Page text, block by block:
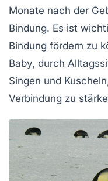
Monate nach der
Bindung. Es ist
Bindung fördern zu
Baby, durch
Singen und
Verbindung zu